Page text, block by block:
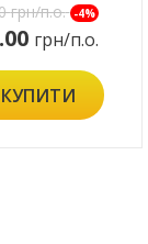
грн/п.о. -4%
грн/п.о.
КУПИТИ